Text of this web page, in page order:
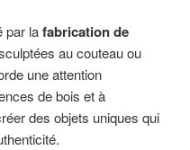
par lafabrication de
au couteau ou
une attention
de bois et à
des objets uniques qui